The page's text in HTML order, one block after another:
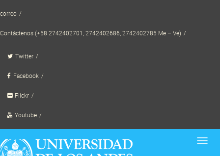
to
correo
Contáctenos (+58 2742402701, 2742402686, 2742402785 Me – Ve)
Twitter
Facebook
Flickr
Youtube